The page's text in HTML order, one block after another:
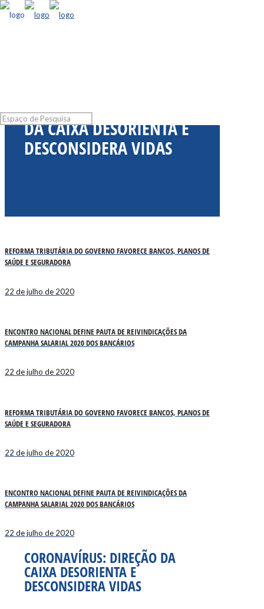
CORONAVÍRUS: DIREÇÃO
DA CAIXA DESORIENTA E
DESCONSIDERA VIDAS
REFORMA TRIBUTÁRIA DO GOVERNO FAVORECE BANCOS, PLANOS DE
SAÚDE E SEGURADORA
22 de julho de 2020
ENCONTRO NACIONAL DEFINE PAUTA DE REIVINDICAÇÕES DA
CAMPANHA SALARIAL 2020 DOS BANCÁRIOS
22 de julho de 2020
REFORMA TRIBUTÁRIA DO GOVERNO FAVORECE BANCOS, PLANOS DE
SAÚDE E SEGURADORA
22 de julho de 2020
ENCONTRO NACIONAL DEFINE PAUTA DE REIVINDICAÇÕES DA
CAMPANHA SALARIAL 2020 DOS BANCÁRIOS
22 de julho de 2020
CORONAVÍRUS: DIREÇÃO DA
CAIXA DESORIENTA E
DESCONSIDERA VIDAS